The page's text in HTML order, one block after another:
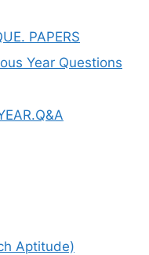
PAPERS
Year Questions
Aptitude)